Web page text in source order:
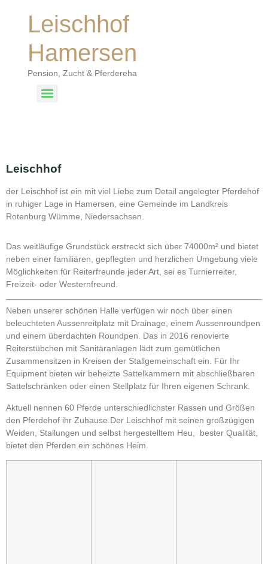
Leischhof
Hamersen
Pension, Zucht & Pferdereha
Leischhof
der Leischhof ist ein mit viel Liebe zum Detail angelegter Pferdehof
in ruhiger Lage in Hamersen, eine Gemeinde im Landkreis
Rotenburg Wümme, Niedersachsen.
Das weitläufige Grundstück erstreckt sich über 74000m² und bietet
neben einer familiären, gepflegten und herzlichen Umgebung viele
Möglichkeiten für Reiterfreunde jeder Art, sei es Turnierreiter,
Freizeit- oder Westernfreund.
Neben unserer schönen Halle verfügen wir noch über einen
beleuchteten Aussenreitplatz mit Drainage, einem Aussenroundpen
und einem überdachten Roundpen. Das in 2016 renovierte
Reiterstübchen mit Sanitäranlagen lädt zum gemütlichen
Zusammensitzen in Kreisen der Stallgemeinschaft ein. Für Ihr
Equipment bieten wir beheizte Sattelkammern mit abschließbaren
Sattelschränken oder einen Stellplatz für Ihren eigenen Schrank.
Aktuell nennen 60 Pferde unterschiedlichster Rassen und Größen
den Pferdehof ihr Zuhause.Der Leischhof mit seinen großzügigen
Weiden, Stallungen und selbst hergestelltem Heu, bester Qualität,
bietet den Pferden ein schönes Heim.